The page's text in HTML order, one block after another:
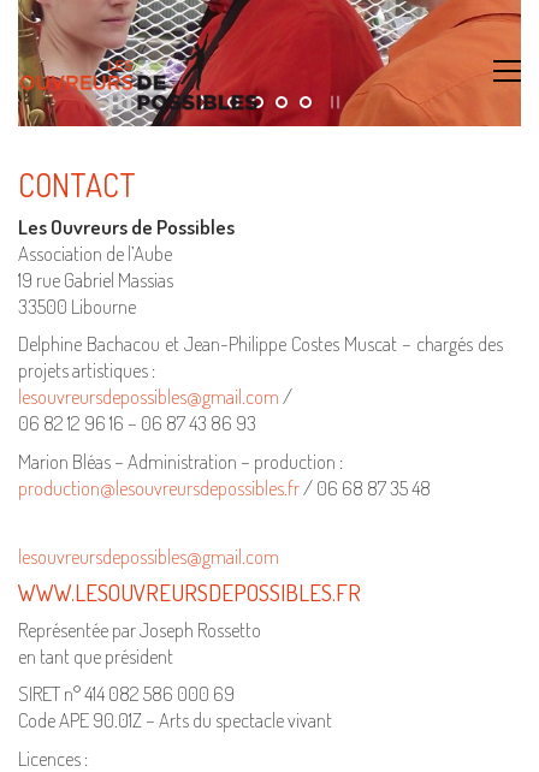
CONTACT
Les Ouvreurs de Possibles
Association de l’Aube
19 rue Gabriel Massias
33500 Libourne
Delphine Bachacou et Jean-Philippe Costes Muscat – chargés des
projets artistiques :
lesouvreursdepossibles@gmail.com /
06 82 12 96 16 – 06 87 43 86 93
Marion Bléas – Administration – production :
production@lesouvreursdepossibles.fr/ 06 68 87 35 48
lesouvreursdepossibles@gmail.com
WWW.LESOUVREURSDEPOSSIBLES.FR
Représentée par Joseph Rossetto
en tant que président
SIRET n° 414 082 586 000 69
Code APE 90.01Z – Arts du spectacle vivant
Licences :